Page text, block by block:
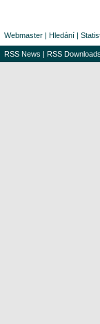
Webmaster | Hledání |
RSS News | RSS Downloads